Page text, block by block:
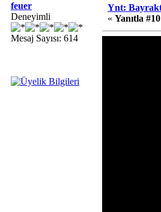
feuer
Deneyimli
Mesaj Sayısı: 614
Ynt:
« Yanıtla